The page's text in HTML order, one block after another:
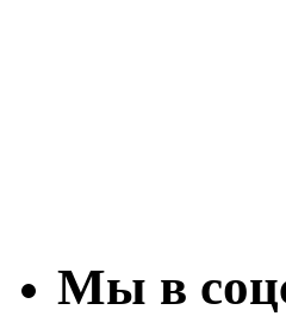
Мы в